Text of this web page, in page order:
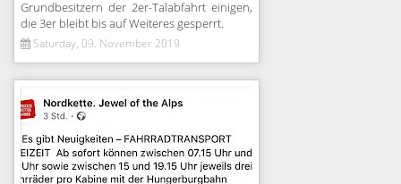
Grundbesitzern der 2er-Talabfahrt einigen,
die 3er bleibt bis auf Weiteres gesperrt.
Saturday, 09. November 2019